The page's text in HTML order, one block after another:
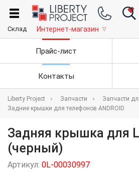
Склад Интернет-магазин ▽
Прайс-лист
Контакты
Liberty Project Запчасти
Запчасти
Задние крышки для телефонов ANDROID
Задняя крышка для
(черный)
Артикул: 0L-00030997